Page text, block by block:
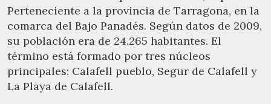
Perteneciente a la provincia de Tarragona, en la
comarca del Bajo Panadés. Según datos de 2009,
su población era de 24.265 habitantes. El
término está formado por tres núcleos
principales: Calafell pueblo, Segur de Calafell y
La Playa de Calafell.